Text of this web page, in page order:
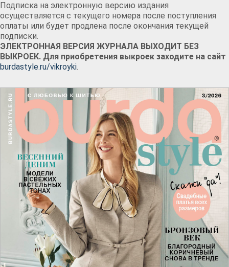
Подписка на электронную версию издания
осуществляется с текущего номера после поступления
оплаты или будет продлена после окончания текущей
подписки.
ЭЛЕКТРОННАЯ ВЕРСИЯ ЖУРНАЛА ВЫХОДИТ БЕЗ
ВЫКРОЕК. Для приобретения выкроек заходите на сайт
burdastyle.ru/vikroyki.